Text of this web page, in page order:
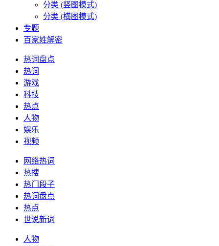
分类 (竖图模式)
分类 (横图模式)
专题
百家姓解密
热词盘点
热词
游戏
科技
热点
人物
娱乐
视频
网络热词
热搜
热门段子
热词盘点
热点
世说新词
人物